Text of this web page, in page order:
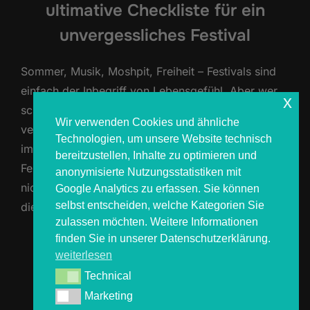
ultimative Checkliste für ein
unvergessliches Festival
Sommer, Musik, Moshpit, Freiheit – Festivals sind
einfach der Inbegriff von Lebensgefühl. Aber wer
schon einmal im Schlamm seine Zahnbürste
vermisst hat oder nachts ohne trockene Kleidung
im Zelt saß, weiß: Ohne gute Planung wird der
Festivaltraum schnell zum Albtraum. Damit dir das
nicht passiert, haben wir von COSMOS4YOU dir
die ultimative Festival Packliste 2025 …
ÜBER „FESTIVAL PACKLISTE
Wir verwenden Cookies und ähnliche
Technologien, um unsere Website technisch
bereitzustellen, Inhalte zu optimieren und
anonymisierte Nutzungsstatistiken mit
Google Analytics zu erfassen. Sie können
selbst entscheiden, welche Kategorien Sie
zulassen möchten. Weitere Informationen
finden Sie in unserer Datenschutzerklärung.
weiterlesen
TechnicalTechnical
MarketingMarketing
x